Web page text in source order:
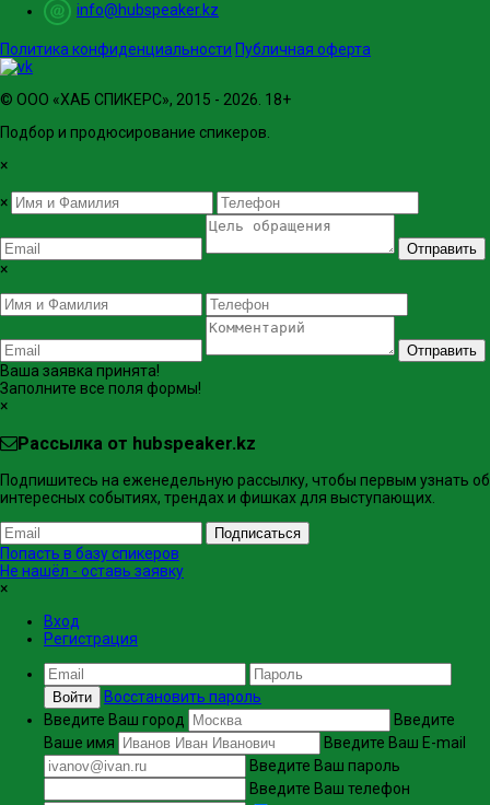
info@hubspeaker.kz
Политика конфиденциальности Публичная оферта
© ООО «ХАБ СПИКЕРС», 2015 - 2026. 18+
Подбор и продюсирование спикеров.
×
×
Отправить
×
Отправить
Ваша заявка принята!
Заполните все поля формы!
×
Рассылка от hubspeaker.kz
Подпишитесь на еженедельную рассылку, чтобы первым узнать об
интересных событиях, трендах и фишках ​для выступающих.
Подписаться
Попасть в базу спикеров
Не нашёл - оставь заявку
×
Вход
Регистрация
Войти
Восстановить пароль
Введите Ваш город
Введите
Ваше имя
Введите Ваш E-mail
Введите Ваш пароль
Введите Ваш телефон